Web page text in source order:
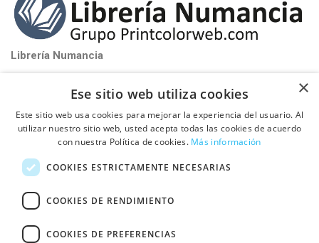
Librería Numancia
Tel: 93 580 81 32
scheduleDe Lunes a Viernes de 9:00h a 17:00h
PUBLICA TU LIBRO CON NOSOTROS
INFORMACIÓN
×
Ese sitio web utiliza cookies
Este sitio web usa cookies para mejorar la experiencia del usuario. Al
utilizar nuestro sitio web, usted acepta todas las cookies de acuerdo
con nuestra Política de cookies. Más información
COOKIES ESTRICTAMENTE NECESARIAS
COOKIES DE RENDIMIENTO
COOKIES DE PREFERENCIAS